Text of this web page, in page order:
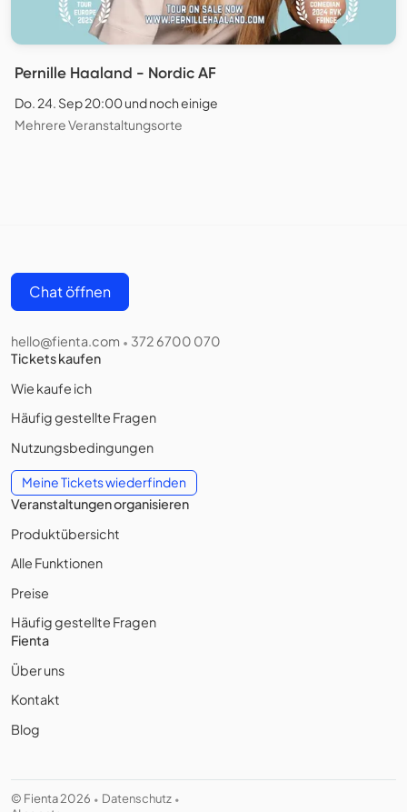
Pernille Haaland - Nordic AF
Do. 24. Sep 20:00 und noch einige
Mehrere Veranstaltungsorte
Chat öffnen
hello@fienta.com • 372 6700 070
Tickets kaufen
Wie kaufe ich
Häufig gestellte Fragen
Nutzungsbedingungen
Meine Tickets wiederfinden
Veranstaltungen organisieren
Produktübersicht
Alle Funktionen
Preise
Häufig gestellte Fragen
Fienta
Über uns
Kontakt
Blog
© Fienta 2026 • Datenschutz •